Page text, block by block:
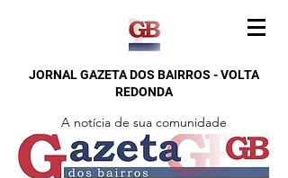
JORNAL GAZETA DOS BAIRROS - VOLTA
REDONDA
A notícia de sua comunidade